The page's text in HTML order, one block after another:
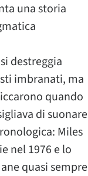
una storia
destreggia
imbranati, ma
quando
di suonare
Miles
nel 1976 e lo
quasi sempre